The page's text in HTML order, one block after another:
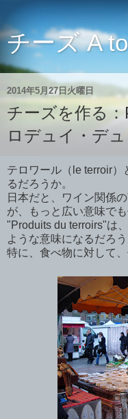
チーズ A
2014年5月27日火曜日
チーズを作る
ロデュイ・デュ
テロワール（le terroir
るだろうか。
日本だと、ワイン関係
が、もっと広い意味で
"Produits du terroirs"は
ような意味になるだろう
特に、食べ物に対して